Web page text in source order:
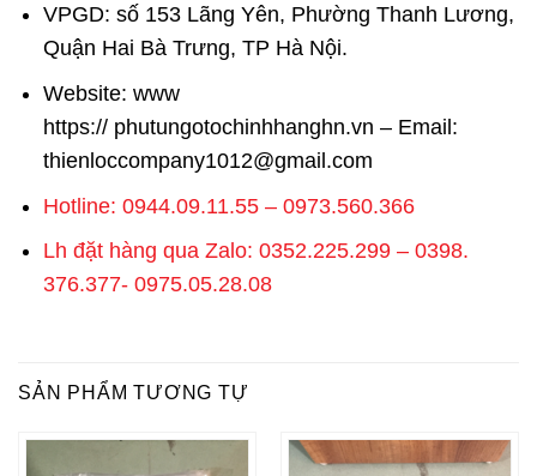
VPGD: số 153 Lãng Yên, Phường Thanh Lương,
Quận Hai Bà Trưng, TP Hà Nội.
Website: www
https://phutungotochinhhanghn.vn – Email:
thienloccompany1012@gmail.com
Hotline: 0944.09.11.55 – 0973.560.366
Lh đặt hàng qua Zalo: 0352.225.299 – 0398.
376.377- 0975.05.28.08
SẢN PHẨM TƯƠNG TỰ